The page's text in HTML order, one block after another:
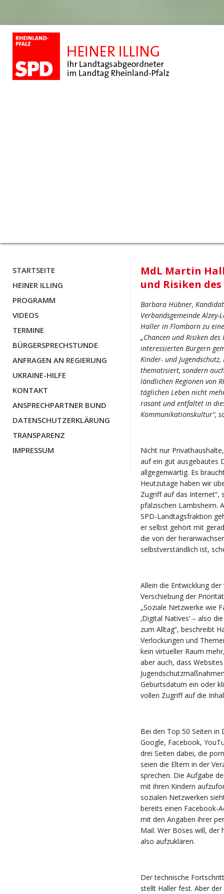
STARTSEITE
HEINER ILLING
PROGRAMM
VIDEOS
TERMINE
BÜRGERSPRECHSTUNDE
ANFRAGEN AN REGIERUNG
UKRAINE-HILFE
KONTAKT
ANSPRECHPARTNER BUND
DATENSCHUTZERKLÄRUNG
TRANSPARENZ
IMPRESSUM
MdL Martin
und Risiken
Barbara Hübner,
Verbandsgemeinde
Haller in Flomborn zu
„Chancen und Risiken
interessierten Bürgern
Kinder- und
thematisiert, sondern
ländlichen Regionen von
täglichen Leben nicht
rasant und entfaltet in
Kommunikationskultur“,
Nicht nur
auf ein gut ausgebautes
allgegenwärtig. Es
Heutzutage haben wir
Zugriff auf das Internet“,
pfälzischen Lambsheim.
SPD-Landtagsfraktion
er selbst gehört mit
die von der
selbstverständlich ist,
Allein die Entwicklung
Verschiebung der
„Soziale Netzwerke wie
‚Digital Natives’ – also
zum Alltag“, beschreibt
Verlockungen und
kein virtueller Raum
aber auch, dass
Geburtsdatum ein oder
vollen Zugriff auf die
Bei den Top 50 Seiten
Google, Facebook,
drei Seiten dabei, die
seien die Eltern in der
sprechen. Die Aufgabe
mit ihren Kindern
sozialen Netzwerken
bereits einen Facebook-
mit den Angaben ihrer
Mail. Wer Böses will, der
also aufzuklären.
Der technische
stellt Haller fest. Aber